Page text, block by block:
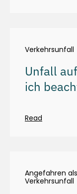
Verkehrsunfall
Unfall
ich
Read
Angefahren
Verkehrsunfall